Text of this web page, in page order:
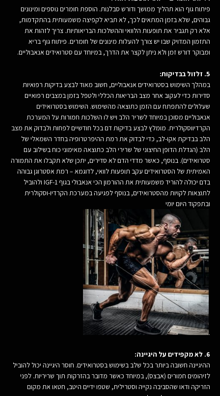
פיתוח גוף הוא תהליך ממושך ודורש סבלנות. הוספת חומרים נוספים ומינונים
גבוהים, שלא בזמן המתאים לכך, לא תביא לקפיצה משמעותית בהתקדמות,
אלא רק תגביר את תופעות הלוואי וההשלכות הבריאותיות. צריך לזהות את
התזמון המדויק שבו יש צורך להעלות מינונים של חומרים. פיתוח גוף בריא
ומבוקר דורש זמן ולא ניתן לקצר את הדרך, במיוחד עם סטרואידים אנאבוליים.
5. זלזול בבדיקות:
במהלך השימוש בסטרואידים אנאבוליים, חשוב מאוד לבצע בדיקות רפואיות
סדירות כדי לעקוב אחר מצב הבריאות הכללי ולטפל בזמן במצבים רפואיים
שעלולים להתפתח עם הזמן כתוצאה מהשימוש. השימוש בסטרואידים
אנאבוליים מסוכן במיוחד לשריר הלב ויש לו השלכות חמורות על המערכת
הקרדיווסקולרית. מומלץ לבצע בדיקות דם בכל חודשיים לפחות ולבדוק את מצב
הלב בבדיקת אקו-לב, כדי לבדוק את רמת ההיפרטרופיה בחדר השמאלי של
הלב (הגדלת הדופן החיצוני של שרירי הלב כתוצאה מאימוני כוח בשילוב עם
סטרואידים). בנוסף, כאשר מדדי הדם לא סדירים, יתכן שלא תקבלו את התמורה
האמיתית של הסטרואידים עקב תופעות לוואי, לדוגמא – רמת אסטרוגן גבוהה
בדם יכולה להוריד משמעותית את ההורמון הכי אנאבולי בגוף IGF-1 ולהוביל
לתוצאות לקויות מהסטרואידים, בנוסף לפגיעה במערכת הקרדיו-וסקולרית
ובתפקוד היום יומי
.
6. לא מקפידים על היגיינה:
ההיגיינה חשובה ביותר בכל שלב בשימוש בסטרואידים. חוסר היגיינה יכול להוביל
לזיהומים חמורים (אבצס), במיוחד כאשר מדובר בהזרקות תוך שריריות. לפני
הזריקה ודאו שהסביבה נקייה וסטרילית, שטפו ידיים היטב, חטאו את מקום